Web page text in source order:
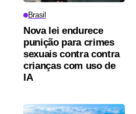
Brasil
Nova lei endurece
punição para crimes
sexuais contra contra
crianças com uso de
IA